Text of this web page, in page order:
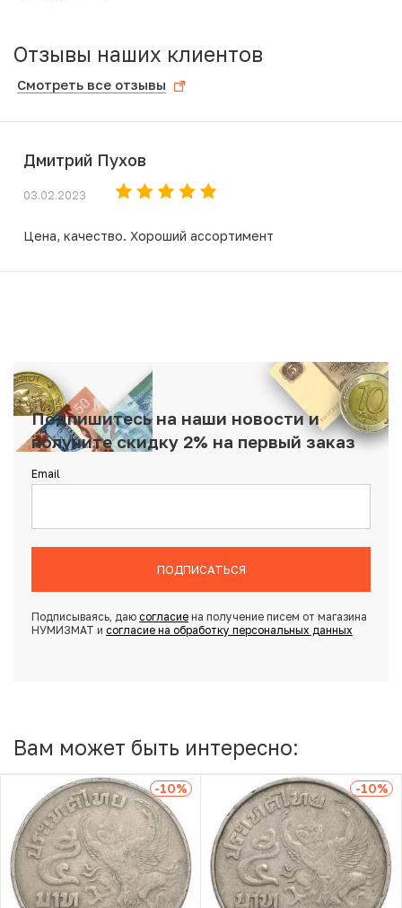
Отзывы наших клиентов
Смотреть все отзывы
Дмитрий Пухов
03.02.2023
Цена, качество. Хороший ассортимент
Подпишитесь на наши новости и
получите скидку 2% на первый заказ
Email
ПОДПИСАТЬСЯ
Подписываясь, даю согласиена получение писем от магазина
НУМИЗМАТ и согласие на обработку персональных данных
Вам может быть интересно:
-10% -10%